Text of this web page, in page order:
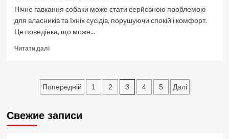
Нічне гавкання собаки може стати серйозною проблемою
для власників та їхніх сусідів, порушуючи спокій і комфорт.
Це поведінка, що може...
Читати даліДокладніше
собак:
причини
методи
Пагінація
Попередній 1 2 3 4 5 Далі
Свежие записи